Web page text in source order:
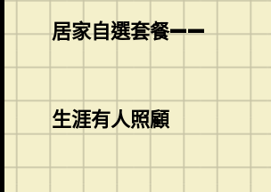
居家自選套餐——
生涯有人照顧